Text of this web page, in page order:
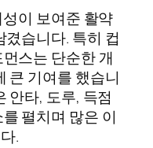
이 보여준 활약
습니다. 특히 컵
스는 단순한 개
큰 기여를 했습니
안타, 도루, 득점
펼치며 많은 이
.